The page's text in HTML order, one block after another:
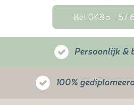
Bel 0485 - 57
Persoonlijk &
100%